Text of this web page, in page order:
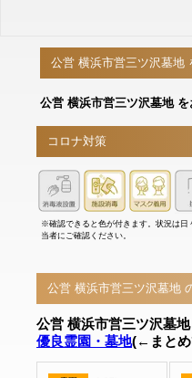
公営 横浜市営三ツ沢墓地
公営 横浜市営三ツ沢墓地
コロナ対策
※確認できると色が付きます。状況は日
当者にご確認ください。
公営 横浜市営三ツ沢墓地
公営 横浜市営三ツ沢墓
優良霊園・墓地(←まとめ